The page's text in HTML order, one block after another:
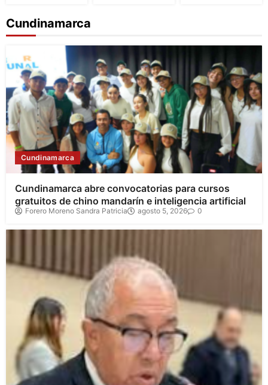
Cundinamarca
Cundinamarca
Cundinamarca abre convocatorias para cursos
gratuitos de chino mandarín e inteligencia artificial
Forero Moreno Sandra Patricia agosto 5, 2026 0